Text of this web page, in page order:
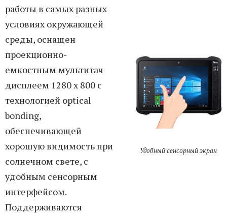
работы в самых разных
условиях окружающей
среды, оснащен
проекционно-
емкостным мультитач
дисплеем 1280 x 800 с
технологией optical
bonding,
обеспечивающей
хорошую видимость при
солнечном свете, с
удобным сенсорным
интерфейсом.
Поддерживаются
Удобный сенсорный экран